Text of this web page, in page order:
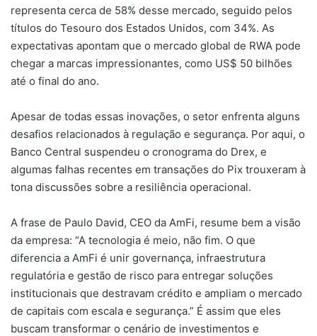
representa cerca de 58% desse mercado, seguido pelos
títulos do Tesouro dos Estados Unidos, com 34%. As
expectativas apontam que o mercado global de RWA pode
chegar a marcas impressionantes, como US$ 50 bilhões
até o final do ano.
Apesar de todas essas inovações, o setor enfrenta alguns
desafios relacionados à regulação e segurança. Por aqui, o
Banco Central suspendeu o cronograma do Drex, e
algumas falhas recentes em transações do Pix trouxeram à
tona discussões sobre a resiliência operacional.
A frase de Paulo David, CEO da AmFi, resume bem a visão
da empresa: “A tecnologia é meio, não fim. O que
diferencia a AmFi é unir governança, infraestrutura
regulatória e gestão de risco para entregar soluções
institucionais que destravam crédito e ampliam o mercado
de capitais com escala e segurança.” É assim que eles
buscam transformar o cenário de investimentos e